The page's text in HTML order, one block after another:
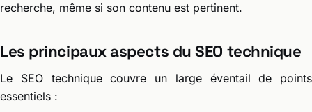
recherche, même si son contenu est pertinent.
Les principaux aspects du SEO technique
Le SEO technique couvre un large éventail de points
essentiels :